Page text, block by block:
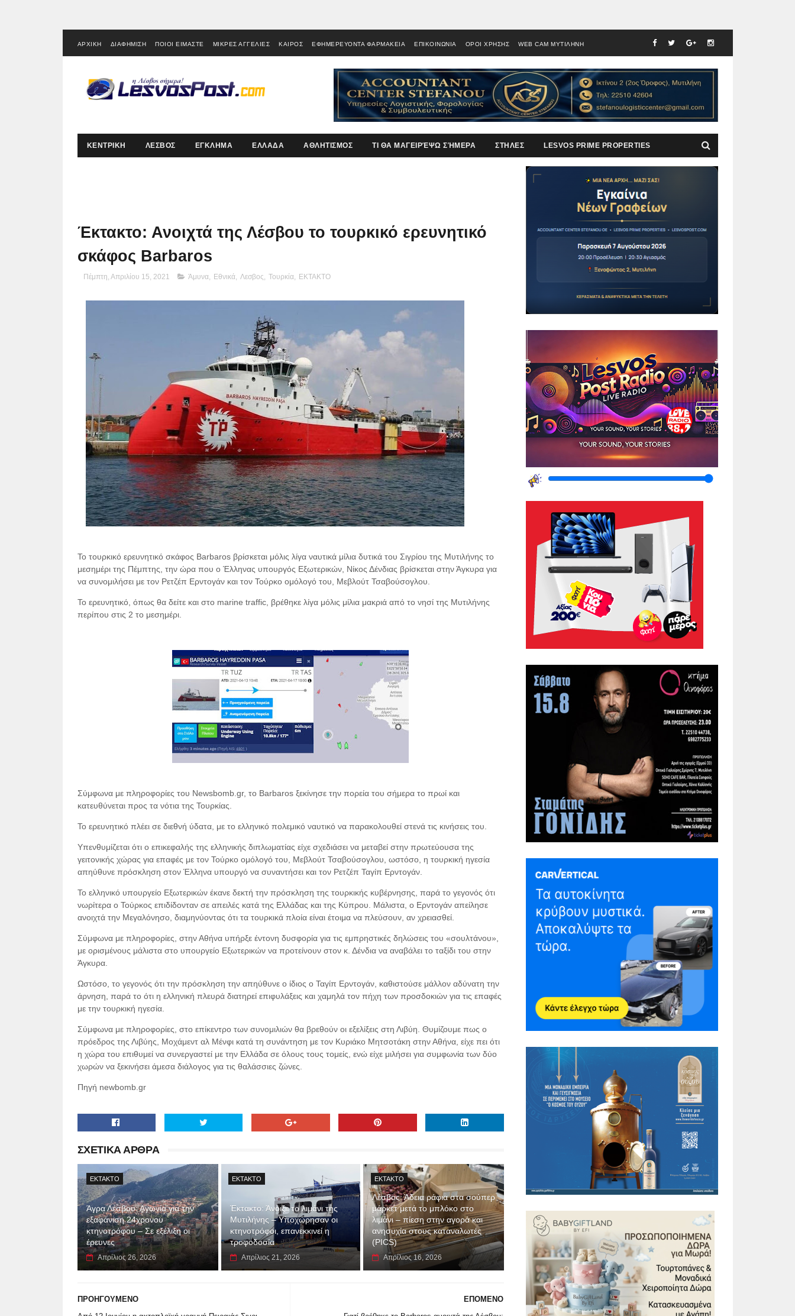
ΑΡΧΙΚΗ ΔΙΑΦΗΜΙΣΗ ΠΟΙΟΙ ΕΙΜΑΣΤΕ ΜΙΚΡΕΣ ΑΓΓΕΛΙΕΣ ΚΑΙΡΟΣ ΕΦΗΜΕΡΕΥΟΝΤΑ ΦΑΡΜΑΚΕΙΑ ΕΠΙΚΟΙΝΩΝΙΑ ΟΡΟΙ ΧΡΗΣΗΣ WEB CAM ΜΥΤΙΛΗΝΗ
ΚΕΝΤΡΙΚΗ ΛΕΣΒΟΣ ΕΓΚΛΗΜΑ ΕΛΛΑΔΑ ΑΘΛΗΤΙΣΜΟΣ ΤΙ ΘΑ ΜΑΓΕΙΡΈΨΩ ΣΉΜΕΡΑ ΣΤΗΛΕΣ LESVOS PRIME PROPERTIES
Έκτακτο: Ανοιχτά της Λέσβου το τουρκικό ερευνητικό
σκάφος Barbaros
Πέμπτη, Απριλίου 15, 2021 Άμυνα, Εθνικά, Λεσβος, Τουρκία, EKTAKTO
Το τουρκικό ερευνητικό σκάφος Barbaros βρίσκεται μόλις λίγα ναυτικά μίλια δυτικά του Σιγρίου της Μυτιλήνης το
μεσημέρι της Πέμπτης, την ώρα που ο Έλληνας υπουργός Εξωτερικών, Νίκος Δένδιας βρίσκεται στην Άγκυρα για
να συνομιλήσει με τον Ρετζέπ Ερντογάν και τον Τούρκο ομόλογό του, Μεβλούτ Τσαβούσογλου.
Το ερευνητικό, όπως θα δείτε και στο marine traffic, βρέθηκε λίγα μόλις μίλια μακριά από το νησί της Μυτιλήνης
περίπου στις 2 το μεσημέρι.
Σύμφωνα με πληροφορίες του Newsbomb.gr, το Barbaros ξεκίνησε την πορεία του σήμερα το πρωί και
κατευθύνεται προς τα νότια της Τουρκίας.
Το ερευνητικό πλέει σε διεθνή ύδατα, με το ελληνικό πολεμικό ναυτικό να παρακολουθεί στενά τις κινήσεις του.
Υπενθυμίζεται ότι ο επικεφαλής της ελληνικής διπλωματίας είχε σχεδιάσει να μεταβεί στην πρωτεύουσα της
γειτονικής χώρας για επαφές με τον Τούρκο ομόλογό του, Μεβλούτ Τσαβούσογλου, ωστόσο, η τουρκική ηγεσία
απηύθυνε πρόσκληση στον Έλληνα υπουργό να συναντήσει και τον Ρετζέπ Ταγίπ Ερντογάν.
Το ελληνικό υπουργείο Εξωτερικών έκανε δεκτή την πρόσκληση της τουρκικής κυβέρνησης, παρά το γεγονός ότι
νωρίτερα ο Τούρκος επιδίδονταν σε απειλές κατά της Ελλάδας και της Κύπρου. Μάλιστα, ο Ερντογάν απείλησε
ανοιχτά την Μεγαλόνησο, διαμηνύοντας ότι τα τουρκικά πλοία είναι έτοιμα να πλεύσουν, αν χρειασθεί.
Σύμφωνα με πληροφορίες, στην Αθήνα υπήρξε έντονη δυσφορία για τις εμπρηστικές δηλώσεις του «σουλτάνου»,
με ορισμένους μάλιστα στο υπουργείο Εξωτερικών να προτείνουν στον κ. Δένδια να αναβάλει το ταξίδι του στην
Άγκυρα.
Ωστόσο, το γεγονός ότι την πρόσκληση την απηύθυνε ο ίδιος ο Ταγίπ Ερντογάν, καθιστούσε μάλλον αδύνατη την
άρνηση, παρά το ότι η ελληνική πλευρά διατηρεί επιφυλάξεις και χαμηλά τον πήχη των προσδοκιών για τις επαφές
με την τουρκική ηγεσία.
Σύμφωνα με πληροφορίες, στο επίκεντρο των συνομιλιών θα βρεθούν οι εξελίξεις στη Λιβύη. Θυμίζουμε πως ο
πρόεδρος της Λιβύης, Μοχάμεντ αλ Μένφι κατά τη συνάντηση με τον Κυριάκο Μητσοτάκη στην Αθήνα, είχε πει ότι
η χώρα του επιθυμεί να συνεργαστεί με την Ελλάδα σε όλους τους τομείς, ενώ είχε μιλήσει για συμφωνία των δύο
χωρών να ξεκινήσει άμεσα διάλογος για τις θαλάσσιες ζώνες.
Πηγή newbomb.gr
ΣΧΕΤΙΚΑ ΑΡΘΡΑ
EKTAKTO
Άγρα Λέσβου: Αγωνία για την
εξαφάνιση 24χρονου
κτηνοτρόφου – Σε εξέλιξη οι
έρευνες
Απρίλιος 26, 2026
EKTAKTO
Έκτακτο: Άνοιξε το λιμάνι της
Μυτιλήνης – Υποχώρησαν οι
κτηνοτρόφοι, επανεκκινεί η
τροφοδοσία
Απρίλιος 21, 2026
EKTAKTO
Λέσβος: Άδεια ράφια στα σούπερ
μάρκετ μετά το μπλόκο στο
λιμάνι – πίεση στην αγορά και
ανησυχία στους καταναλωτές
(PICS)
Απρίλιος 16, 2026
ΕΠΟΜΕΝΟ
ΠΡΟΗΓΟΥΜΕΝΟ